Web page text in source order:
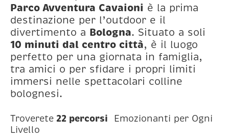
Parco Avventura Cavaioni è la prima
destinazione per l’outdoor e il
divertimento a Bologna. Situato a soli
10 minuti dal centro città, è il luogo
perfetto per una giornata in famiglia,
tra amici o per sfidare i propri limiti
immersi nelle spettacolari colline
bolognesi.
Troverete 22 percorsi Emozionanti per Ogni
Livello